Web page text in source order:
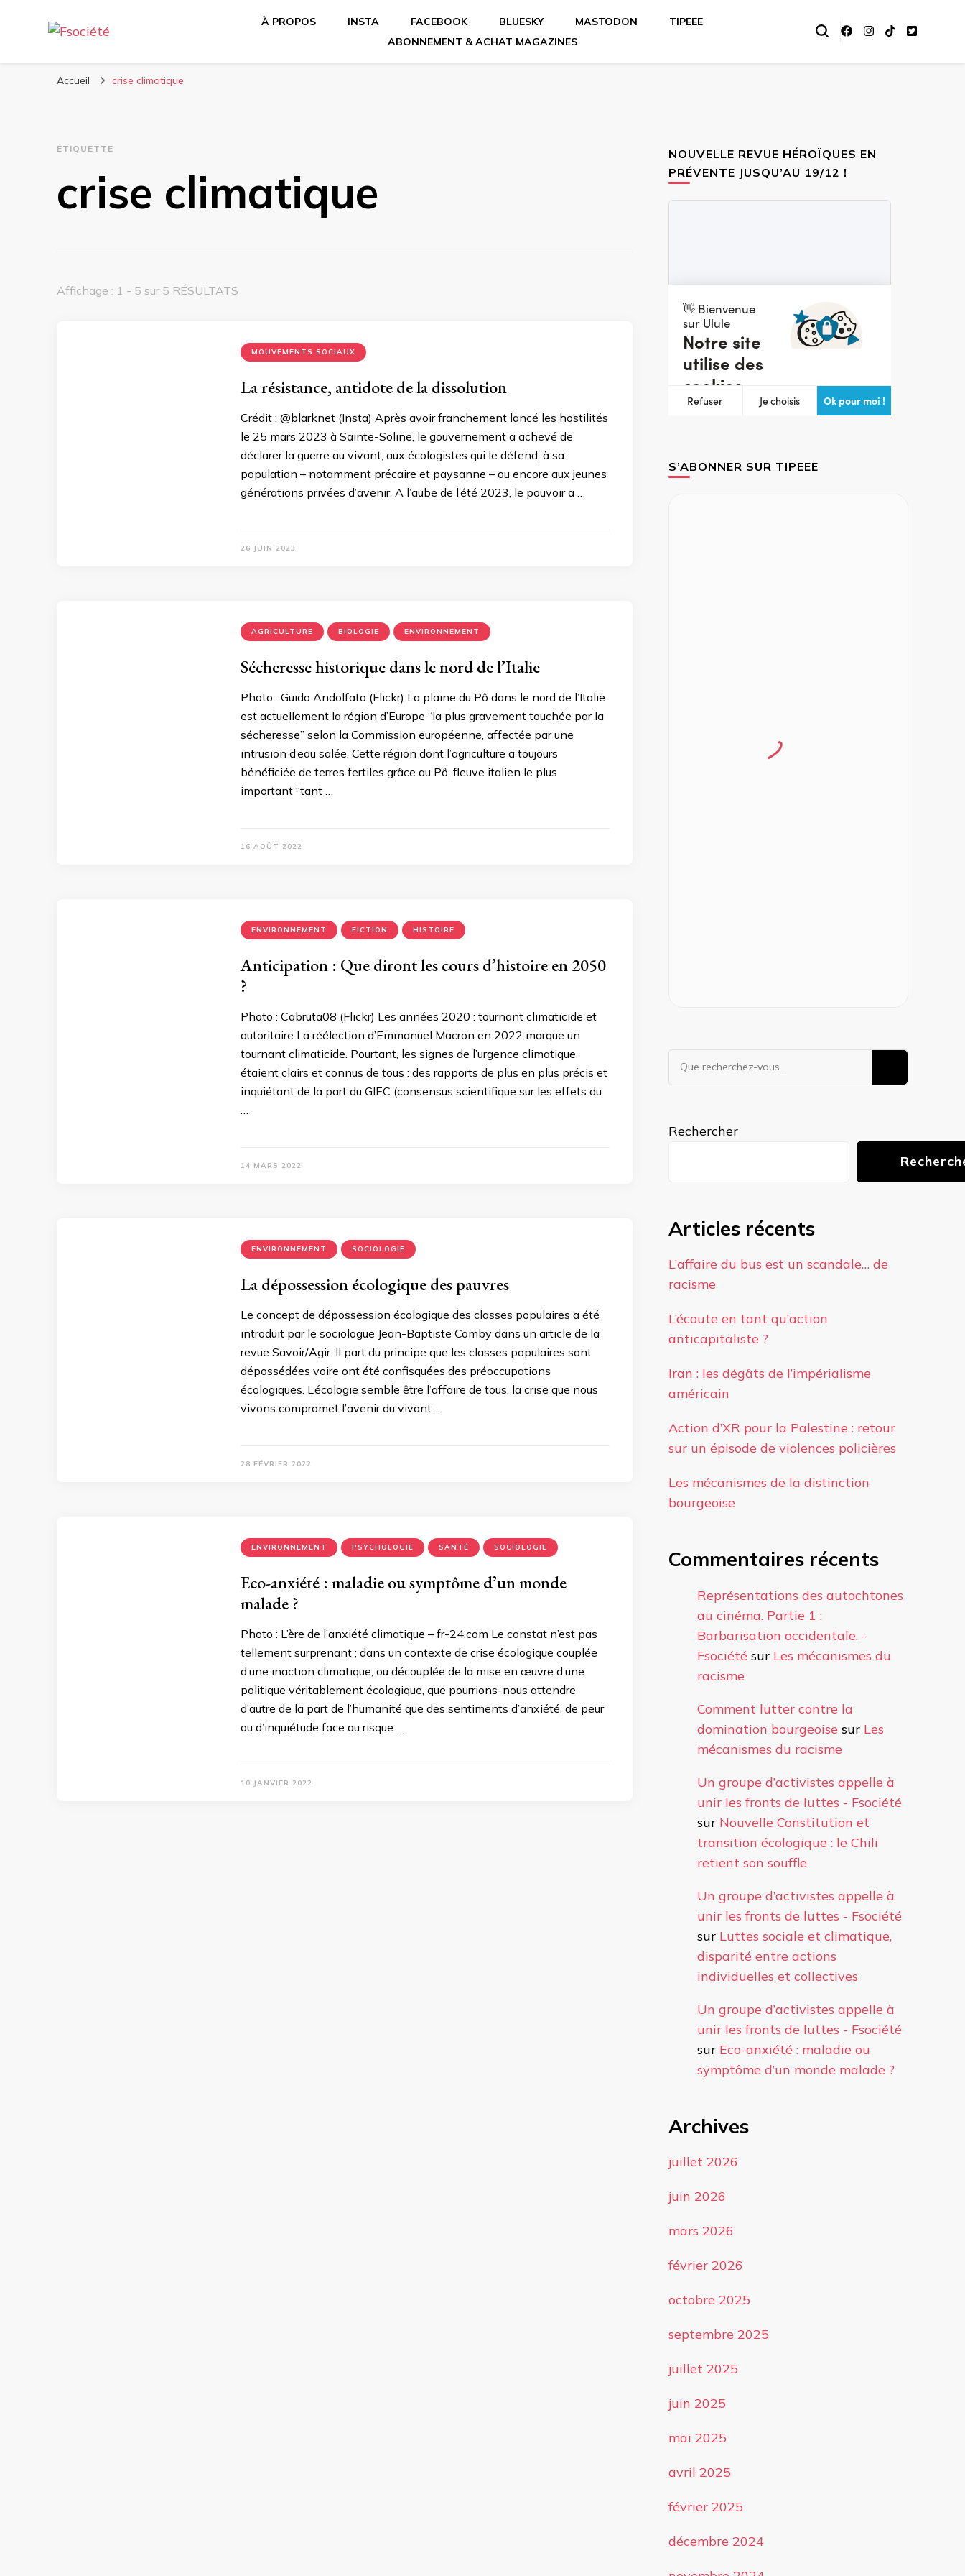
À PROPOS INSTA FACEBOOK BLUESKY MASTODON
TIPEEE
ABONNEMENT & ACHAT MAGAZINES
Accueil crise climatique
ÉTIQUETTE
crise climatique
Affichage : 1 - 5 sur 5 RÉSULTATS
MOUVEMENTS SOCIAUX
La résistance, antidote de la dissolution
Crédit : @blarknet (Insta) Après avoir franchement lancé les hostilités
le 25 mars 2023 à Sainte-Soline, le gouvernement a achevé de
déclarer la guerre au vivant, aux écologistes qui le défend, à sa
population – notamment précaire et paysanne – ou encore aux jeunes
générations privées d’avenir. A l’aube de l’été 2023, le pouvoir a …
26 JUIN 2023
AGRICULTURE BIOLOGIE ENVIRONNEMENT
Sécheresse historique dans le nord de l’Italie
Photo : Guido Andolfato (Flickr) La plaine du Pô dans le nord de l’Italie
est actuellement la région d’Europe “la plus gravement touchée par la
sécheresse” selon la Commission européenne, affectée par une
intrusion d’eau salée. Cette région dont l’agriculture a toujours
bénéficiée de terres fertiles grâce au Pô, fleuve italien le plus
important “tant …
16 AOÛT 2022
ENVIRONNEMENT FICTION HISTOIRE
Anticipation : Que diront les cours d’histoire en 2050
?
Photo : Cabruta08 (Flickr) Les années 2020 : tournant climaticide et
autoritaire La réélection d’Emmanuel Macron en 2022 marque un
tournant climaticide. Pourtant, les signes de l’urgence climatique
étaient clairs et connus de tous : des rapports de plus en plus précis et
inquiétant de la part du GIEC (consensus scientifique sur les effets du
…
14 MARS 2022
ENVIRONNEMENT SOCIOLOGIE
La dépossession écologique des pauvres
Le concept de dépossession écologique des classes populaires a été
introduit par le sociologue Jean-Baptiste Comby dans un article de la
revue Savoir/Agir. Il part du principe que les classes populaires sont
dépossédées voire ont été confisquées des préoccupations
écologiques. L’écologie semble être l’affaire de tous, la crise que nous
vivons compromet l’avenir du vivant …
28 FÉVRIER 2022
ENVIRONNEMENT PSYCHOLOGIE SANTÉ SOCIOLOGIE
Eco-anxiété : maladie ou symptôme d’un monde
malade ?
Photo : L’ère de l’anxiété climatique – fr-24.com Le constat n’est pas
tellement surprenant ; dans un contexte de crise écologique couplée
d’une inaction climatique, ou découplée de la mise en œuvre d’une
politique véritablement écologique, que pourrions-nous attendre
d’autre de la part de l’humanité que des sentiments d’anxiété, de peur
ou d’inquiétude face au risque …
10 JANVIER 2022
NOUVELLE REVUE HÉROÏQUES EN
PRÉVENTE JUSQU’AU 19/12 !
S’ABONNER SUR TIPEEE
Vous
recherchiez
Rechercher
Articles récents
L’affaire du bus est un scandale… de
racisme
L’écoute en tant qu’action
anticapitaliste ?
Iran : les dégâts de l’impérialisme
américain
Action d’XR pour la Palestine : retour
sur un épisode de violences policières
Les mécanismes de la distinction
bourgeoise
Commentaires récents
Représentations des autochtones
au cinéma. Partie 1 :
Barbarisation occidentale. -
Fsociétésur Les mécanismes du
racisme
Comment lutter contre la
domination bourgeoisesur Les
mécanismes du racisme
Un groupe d’activistes appelle à
unir les fronts de luttes - Fsociété
sur Nouvelle Constitution et
transition écologique : le Chili
retient son souffle
Un groupe d’activistes appelle à
unir les fronts de luttes - Fsociété
sur Luttes sociale et climatique,
disparité entre actions
individuelles et collectives
Un groupe d’activistes appelle à
unir les fronts de luttes - Fsociété
sur Eco-anxiété : maladie ou
symptôme d’un monde malade ?
Archives
juillet 2026
juin 2026
mars 2026
février 2026
octobre 2025
septembre 2025
juillet 2025
juin 2025
mai 2025
avril 2025
février 2025
décembre 2024